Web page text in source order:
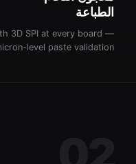
الطباعة
3D SPI at every board —
level paste validation.